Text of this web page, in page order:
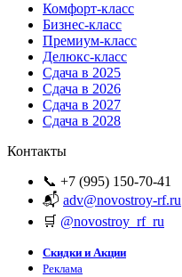
Комфорт-класс
Бизнес-класс
Премиум-класс
Делюкс-класс
Сдача в 2025
Сдача в 2026
Сдача в 2027
Сдача в 2028
Контакты
📞 +7 (995) 150-70-41
📬 adv@novostroy-rf.ru
🛒 @novostroy_rf_ru
Скидки и Акции
Реклама